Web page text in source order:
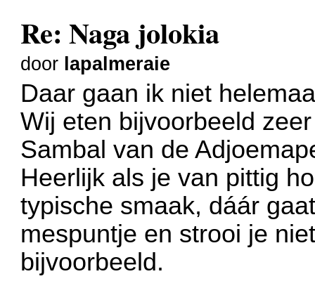
Re: Naga jolokia
door lapalmeraie
Daar gaan ik niet
Wij eten bijvoorbeeld
Sambal van de
Heerlijk als je van pittig
typische smaak, dáár
mespuntje en strooi je
bijvoorbeeld.